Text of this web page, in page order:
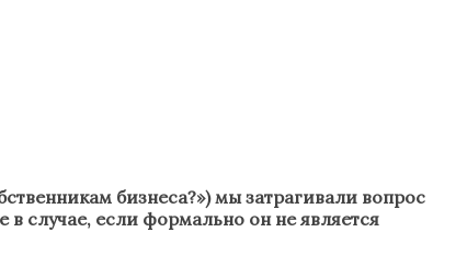
бизнеса?») мы затрагивали вопрос
случае, если формально он не является